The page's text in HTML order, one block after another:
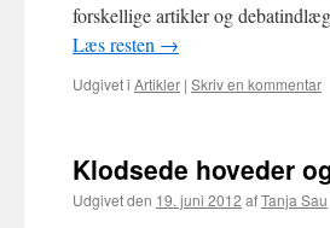
forskellige artikler og
Læs resten →
Udgivet i Artikler | Skriv en kommentar
Klodsede hoveder
Udgivet den 19. juni 2012 afTanja Sau